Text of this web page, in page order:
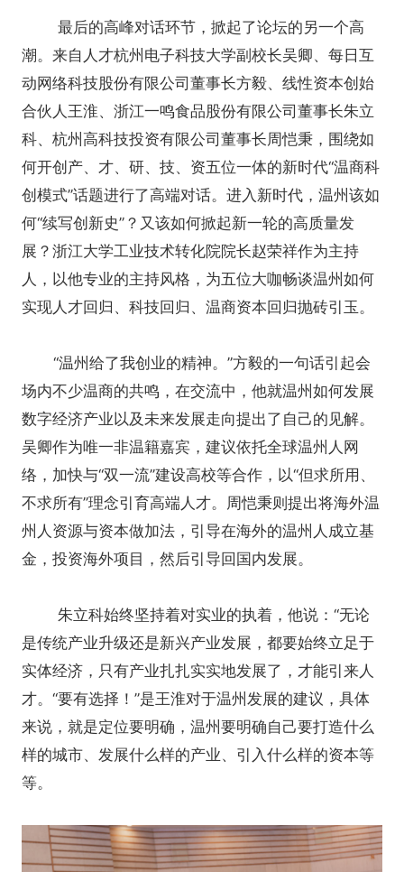
最后的高峰对话环节，掀起了论坛的另一个高
潮。来自人才杭州电子科技大学副校长吴卿、每日互
动网络科技股份有限公司董事长方毅、线性资本创始
合伙人王淮、浙江一鸣食品股份有限公司董事长朱立
科、杭州高科技投资有限公司董事长周恺秉，围绕如
何开创产、才、研、技、资五位一体的新时代“温商科
创模式”话题进行了高端对话。进入新时代，温州该如
何“续写创新史”？又该如何掀起新一轮的高质量发
展？浙江大学工业技术转化院院长赵荣祥作为主持
人，以他专业的主持风格，为五位大咖畅谈温州如何
实现人才回归、科技回归、温商资本回归抛砖引玉。
“温州给了我创业的精神。”方毅的一句话引起会
场内不少温商的共鸣，在交流中，他就温州如何发展
数字经济产业以及未来发展走向提出了自己的见解。
吴卿作为唯一非温籍嘉宾，建议依托全球温州人网
络，加快与“双一流”建设高校等合作，以“但求所用、
不求所有”理念引育高端人才。周恺秉则提出将海外温
州人资源与资本做加法，引导在海外的温州人成立基
金，投资海外项目，然后引导回国内发展。
朱立科始终坚持着对实业的执着，他说：“无论
是传统产业升级还是新兴产业发展，都要始终立足于
实体经济，只有产业扎扎实实地发展了，才能引来人
才。“要有选择！”是王淮对于温州发展的建议，具体
来说，就是定位要明确，温州要明确自己要打造什么
样的城市、发展什么样的产业、引入什么样的资本等
等。